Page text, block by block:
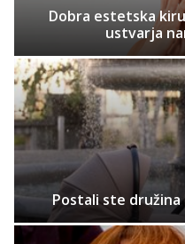
Dobra estetska
ustvarja
Postali ste